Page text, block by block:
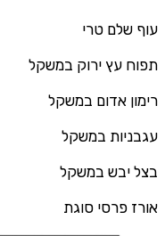
עוף שלם טרי
תפוח עץ ירוק במשקל
רימון אדום במשקל
עגבניות במשקל
בצל יבש במשקל
אורז פרסי סוגת